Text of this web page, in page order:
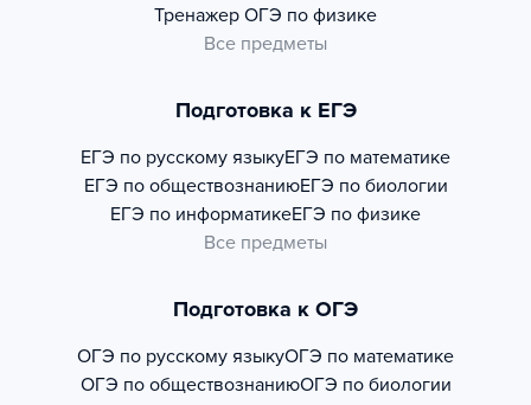
Тренажер ОГЭ по физике
Все предметы
Подготовка к ЕГЭ
ЕГЭ по русскому языкуЕГЭ по математике
ЕГЭ по обществознаниюЕГЭ по биологии
ЕГЭ по информатикеЕГЭ по физике
Все предметы
Подготовка к ОГЭ
ОГЭ по русскому языкуОГЭ по математике
ОГЭ по обществознаниюОГЭ по биологии